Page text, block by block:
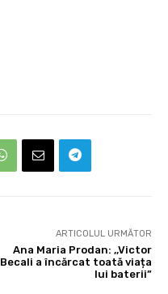
ARTICOLUL URMĂTOR
Ana Maria Prodan: ,,Victor
Becali a încărcat toată viața
lui baterii”